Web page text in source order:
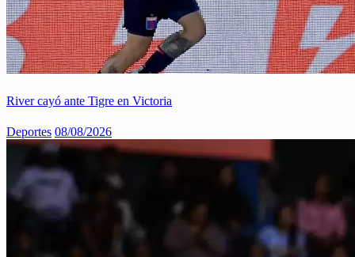
River cayó ante Tigre en Victoria
Deportes 08/08/2026